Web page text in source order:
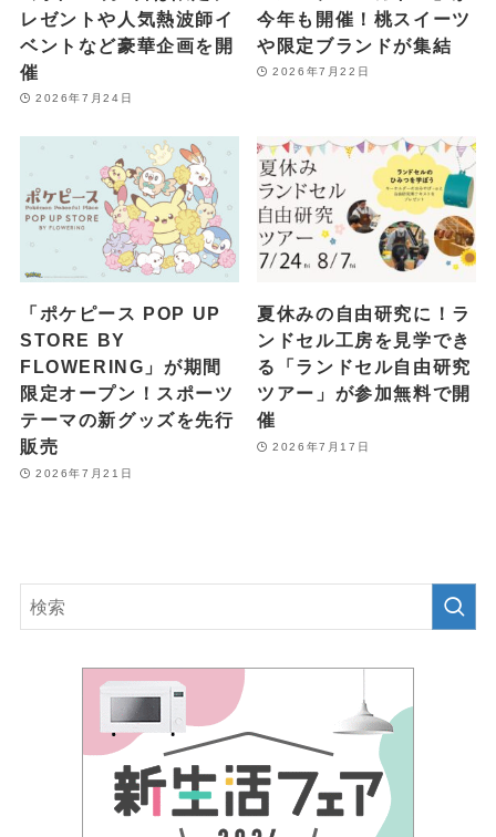
レゼントや人気熱波師イ
ベントなど豪華企画を開
催
2026年7月24日
今年も開催！桃スイーツ
や限定ブランドが集結
2026年7月22日
「ポケピース POP UP
STORE BY
FLOWERING」が期間
限定オープン！スポーツ
テーマの新グッズを先行
販売
2026年7月21日
夏休みの自由研究に！ラ
ンドセル工房を見学でき
る「ランドセル自由研究
ツアー」が参加無料で開
催
2026年7月17日